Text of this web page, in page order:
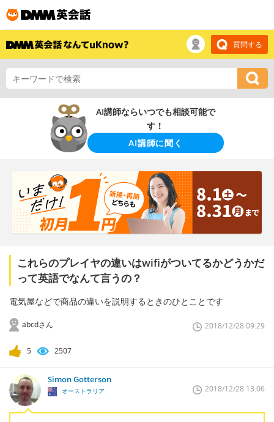
質問する
AI講師ならいつでも相談可能で
す！
AI講師に聞く
これらのプレイヤの違いはwifiがついてるかどうかだ
って英語でなんて言うの？
電気屋などで商品の違いを説明するときのひとことです
abcdさん 2018/12/28 09:29
5 2507
Simon Gotterson
オーストラリア 2018/12/28 13:06